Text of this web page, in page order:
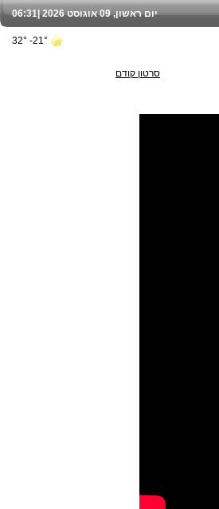
סרטון קודם
06:31 יום ראשון, 09 אוגוסט 2026 |
21°- 32°